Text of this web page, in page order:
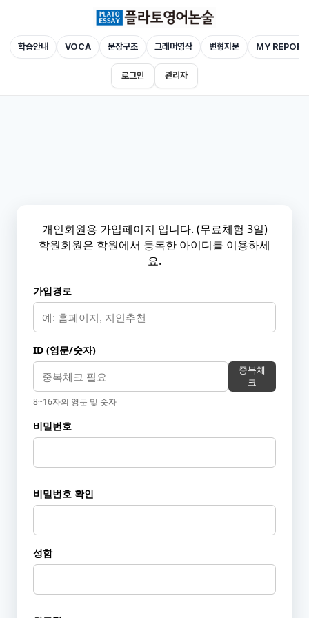
학습안내 VOCA 문장구조 그래머영작 변형지문 MY REPORT
로그인 관리자
개인회원용 가입페이지 입니다. (무료체험 3일)
학원회원은 학원에서 등록한 아이디를 이용하세
요.
가입경로
ID (영문/숫자)
중복체
크
8~16자의 영문 및 숫자
비밀번호
비밀번호 확인
성함